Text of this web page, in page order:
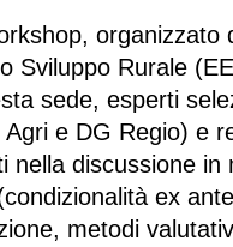
organizzato
Sviluppo Rurale
sede, esperti
e DG Regio) e
nella discussione
ex
metodi